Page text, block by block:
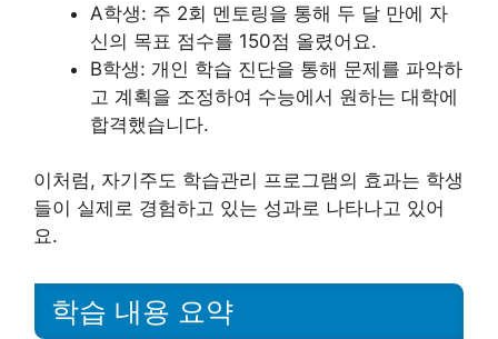
A학생: 주 2회 멘토링을 통해 두 달 만에 자
신의 목표 점수를 150점 올렸어요.
B학생: 개인 학습 진단을 통해 문제를 파악하
고 계획을 조정하여 수능에서 원하는 대학에
합격했습니다.
이처럼, 자기주도 학습관리 프로그램의 효과는 학생
들이 실제로 경험하고 있는 성과로 나타나고 있어
요.
학습 내용 요약